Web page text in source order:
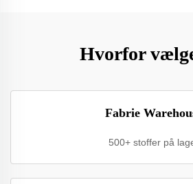
Hvorfor
Fabrie
500+ stoffer på